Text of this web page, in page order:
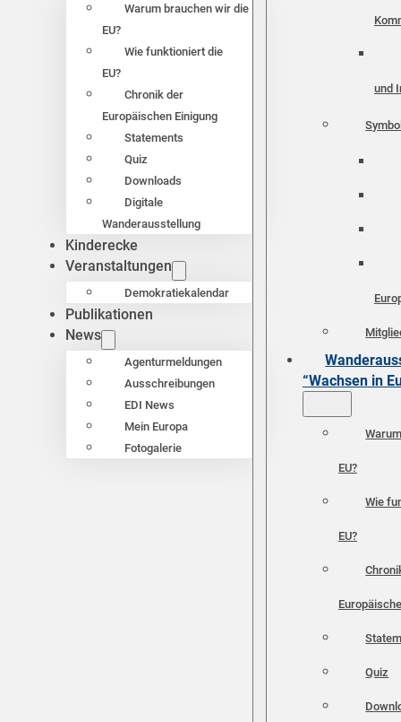
Warum brauchen wir die
EU?
Wie funktioniert die
EU?
Chronik der
Europäischen Einigung
Statements
Quiz
Downloads
Digitale
Wanderausstellung
Kinderecke
Veranstaltungen
Demokratiekalendar
Publikationen
News
Agenturmeldungen
Ausschreibungen
EDI News
Mein Europa
Fotogalerie
und
“Wachsen in
EU?
Wie
EU?
Quiz